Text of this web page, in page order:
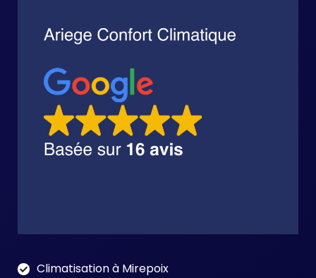
Climatisation à Mirepoix